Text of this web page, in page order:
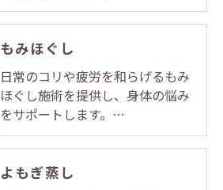
もみほぐし
日常のコリや疲労を和らげるもみ
ほぐし施術を提供し、身体の悩み
をサポートします。…
よもぎ蒸し